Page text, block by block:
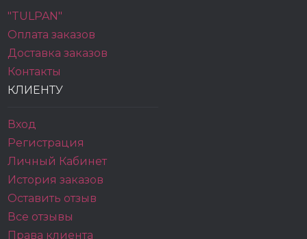
"TULPAN"
Оплата заказов
Доставка заказов
Контакты
КЛИЕНТУ
Вход
Регистрация
Личный Кабинет
История заказов
Оставить отзыв
Все отзывы
Права клиента